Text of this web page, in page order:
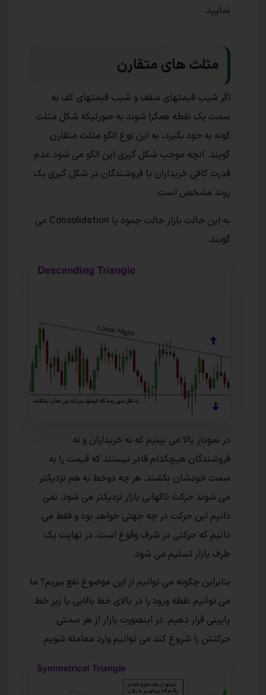
نمایید.
مثلث های متقارن
اگر شیب قیمتهای سقف و شیب قیمتهای کف به
سمت یک نقطه همگرا شوند به صورتیکه شکل مثلث
گونه به خود بگیرد، به این نوع الگو مثلث متقارن
گویند. آنچه موجب شکل گیری این الگو می شود عدم
قدرت کافی خریداران یا فروشندگان در شکل گیری یک
روند مشخص است.
به این حالت بازار حالت جمود یا Consolidation می
گویند.
در نمودار بالا می بینیم که نه خریداران و نه
فروشندگان هیچکدام قادر نیستند که قیمت را به
سمت خودشان بکشند. هر چه دوخط به هم نزدیکتر
می شوند حرکت ناگهانی بازار نزدیکتر می شود. نمی
دانیم این حرکت در چه جهتی خواهد بود و فقط می
دانیم که حرکتی در شرف وقوع است. در نهایت یک
طرف بازار تسلیم می شود.
بنابراین چگونه می توانیم از این موضوع نفع ببریم؟ ما
می توانیم نقطه ورود را در بالای خط بالایی یا زیر خط
پایینی قرار دهیم. در اینصورت بازار از هر سمتی
حرکتش را شروع کند می توانیم وارد معامله شویم.